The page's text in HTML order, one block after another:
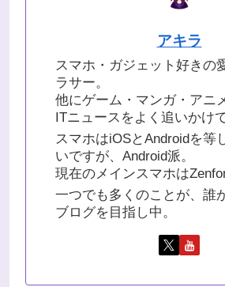
アキラ
スマホ・ガジェット好きの
ラサー。
他にゲーム・マンガ・アニ
ITニュースをよく追いかけ
スマホはiOSとAndroidを等
いですが、Android派。
現在のメインスマホは
一つでも多くのことが、誰
ブログを目指し中。